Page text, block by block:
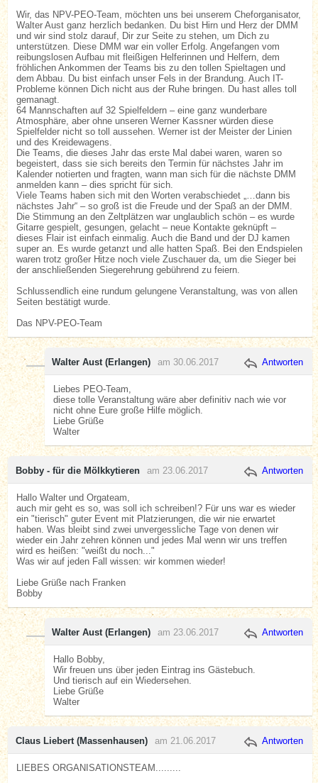
Wir, das NPV-PEO-Team, möchten uns bei unserem Cheforganisator,
Walter Aust ganz herzlich bedanken. Du bist Hirn und Herz der DMM
und wir sind stolz darauf, Dir zur Seite zu stehen, um Dich zu
unterstützen. Diese DMM war ein voller Erfolg. Angefangen vom
reibungslosen Aufbau mit fleißigen Helferinnen und Helfern, dem
fröhlichen Ankommen der Teams bis zu den tollen Spieltagen und
dem Abbau. Du bist einfach unser Fels in der Brandung. Auch IT-
Probleme können Dich nicht aus der Ruhe bringen. Du hast alles toll
gemanagt.
64 Mannschaften auf 32 Spielfeldern – eine ganz wunderbare
Atmosphäre, aber ohne unseren Werner Kassner würden diese
Spielfelder nicht so toll aussehen. Werner ist der Meister der Linien
und des Kreidewagens.
Die Teams, die dieses Jahr das erste Mal dabei waren, waren so
begeistert, dass sie sich bereits den Termin für nächstes Jahr im
Kalender notierten und fragten, wann man sich für die nächste DMM
anmelden kann – dies spricht für sich.
Viele Teams haben sich mit den Worten verabschiedet „…dann bis
nächstes Jahr“ – so groß ist die Freude und der Spaß an der DMM.
Die Stimmung an den Zeltplätzen war unglaublich schön – es wurde
Gitarre gespielt, gesungen, gelacht – neue Kontakte geknüpft –
dieses Flair ist einfach einmalig. Auch die Band und der DJ kamen
super an. Es wurde getanzt und alle hatten Spaß. Bei den Endspielen
waren trotz großer Hitze noch viele Zuschauer da, um die Sieger bei
der anschließenden Siegerehrung gebührend zu feiern.
Schlussendlich eine rundum gelungene Veranstaltung, was von allen
Seiten bestätigt wurde.
Das NPV-PEO-Team
Walter Aust (Erlangen) am 30.06.2017 Antworten
Liebes PEO-Team,
diese tolle Veranstaltung wäre aber definitiv nach wie vor
nicht ohne Eure große Hilfe möglich.
Liebe Grüße
Walter
Bobby - für die Mölkkytieren am 23.06.2017 Antworten
Hallo Walter und Orgateam,
auch mir geht es so, was soll ich schreiben!? Für uns war es wieder
ein "tierisch" guter Event mit Platzierungen, die wir nie erwartet
haben. Was bleibt sind zwei unvergessliche Tage von denen wir
wieder ein Jahr zehren können und jedes Mal wenn wir uns treffen
wird es heißen: "weißt du noch..."
Was wir auf jeden Fall wissen: wir kommen wieder!
Liebe Grüße nach Franken
Bobby
Walter Aust (Erlangen) am 23.06.2017 Antworten
Hallo Bobby,
Wir freuen uns über jeden Eintrag ins Gästebuch.
Und tierisch auf ein Wiedersehen.
Liebe Grüße
Walter
Claus Liebert (Massenhausen) am 21.06.2017 Antworten
LIEBES ORGANISATIONSTEAM.........